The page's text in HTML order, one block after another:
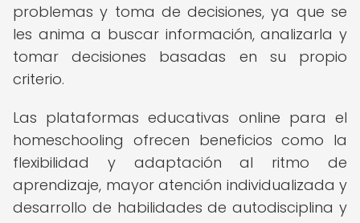
problemas y toma de decisiones, ya que se
les anima a buscar información, analizarla y
tomar decisiones basadas en su propio
criterio.
Las plataformas educativas online para el
homeschooling ofrecen beneficios como la
flexibilidad y adaptación al ritmo de
aprendizaje, mayor atención individualizada y
desarrollo de habilidades de autodisciplina y